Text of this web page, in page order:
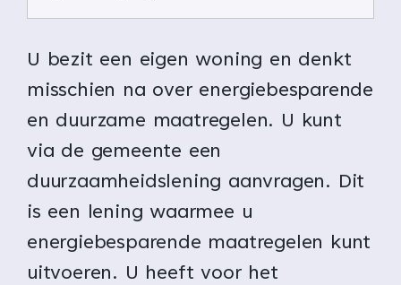
U bezit een eigen woning en denkt
misschien na over energiebesparende
en duurzame maatregelen. U kunt
via de gemeente een
duurzaamheidslening aanvragen. Dit
is een lening waarmee u
energiebesparende maatregelen kunt
uitvoeren. U heeft voor het